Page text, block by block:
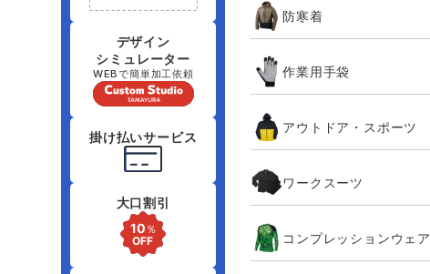
藤井電工
デザイン
シミュレーター
WEBで簡単加工依頼
掛け払いサービス
大口割引
防寒着
作業用手袋
アウトドア・スポーツ
ワークスーツ
コンプレッションウェア